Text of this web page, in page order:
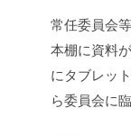
常任委員会
本棚に資料
にタブレッ
ら委員会に